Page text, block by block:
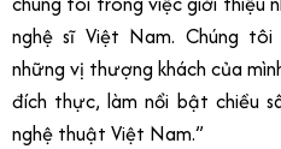
nghệ sĩ Việt Nam. Chúng
những vị thượng khách của
đích thực, làm nổi bật chiều
nghệ thuật Việt Nam.”